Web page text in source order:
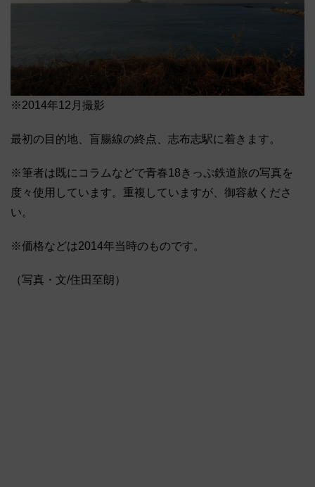
※2014年12月撮影
最初の目的地、盲腸線の終点、志布志駅に着きます。
※筆者は既にコラムなどで青春18きっぷ鉄道旅の写真を
度々使用しています。重複していますが、御容赦くださ
い。
※価格などは2014年当時のものです。
（写真・文/住田至朗）